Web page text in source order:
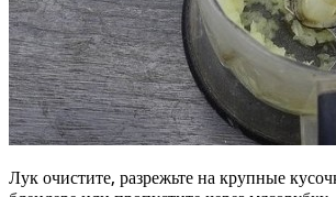
Лук очистите, разрежьте на крупные